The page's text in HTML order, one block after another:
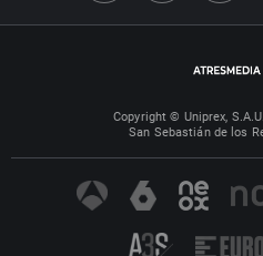
Copyright © Uniprex,
San Sebastián de los